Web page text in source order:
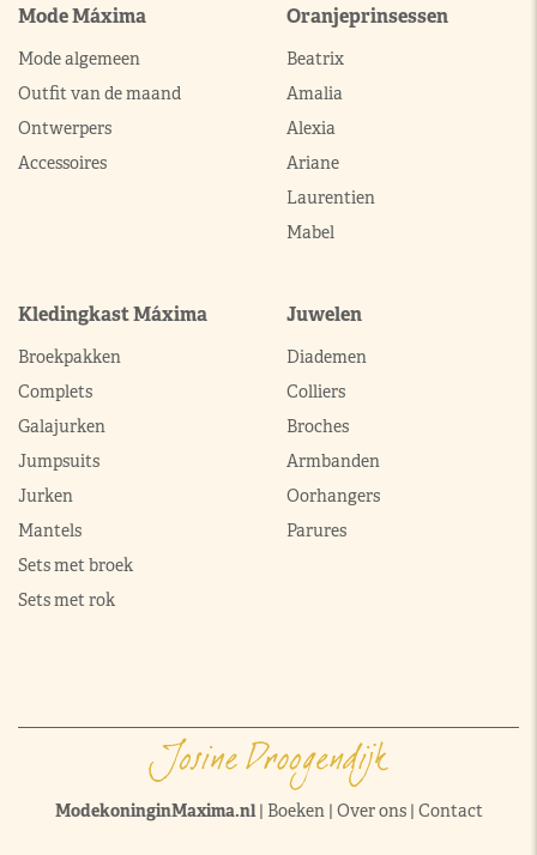
Mode Máxima
Mode algemeen
Outfit van de maand
Ontwerpers
Accessoires
Oranjeprinsessen
Beatrix
Amalia
Alexia
Ariane
Laurentien
Mabel
Kledingkast Máxima
Broekpakken
Complets
Galajurken
Jumpsuits
Jurken
Mantels
Sets met broek
Sets met rok
Juwelen
Diademen
Colliers
Broches
Armbanden
Oorhangers
Parures
ModekoninginMaxima.nl| Boeken| Over ons| Contact